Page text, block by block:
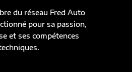
du réseau Fred Auto
pour sa passion,
et ses compétences